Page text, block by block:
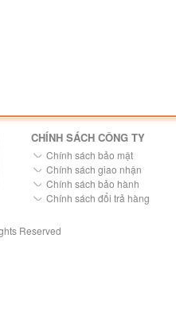
CHÍNH SÁCH CÔNG TY
Chính sách bảo mật
Chính sách giao nhận
Chính sách bảo hành
Chính sách đổi trả hàng
Reserved